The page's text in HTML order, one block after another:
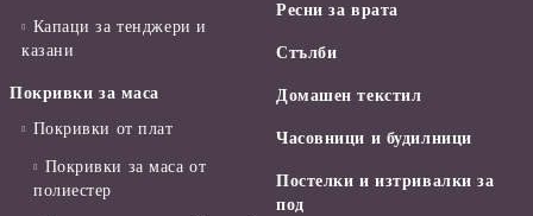
Капаци за тенджери и
казани
Покривки за маса
Покривки от плат
Покривки за маса от
полиестер
Ресни за врата
Стълби
Домашен текстил
Часовници и будилници
Постелки и изтривалки за
под